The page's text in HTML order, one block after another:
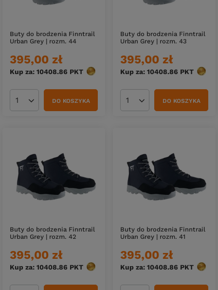
Buty do brodzenia Finntrail
Urban Grey | rozm. 44
395,00 zł
Kup za: 10408.86 PKT punktów
Ilość produktówDO KOSZYKA
Buty do brodzenia Finntrail
Urban Grey | rozm. 43
395,00 zł
Kup za: 10408.86 PKT
Ilość produktówDO KOSZYKA
Buty do brodzenia Finntrail
Urban Grey | rozm. 42
395,00 zł
Kup za: 10408.86 PKT punktów
Buty do brodzenia Finntrail
Urban Grey | rozm. 41
395,00 zł
Kup za: 10408.86 PKT